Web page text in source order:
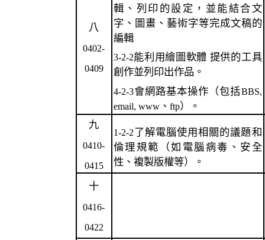
八
0402-
0409
輯、列印的設定，並能結合文
字、圖畫、藝術字等完成文稿的
編輯
3-2-2能利用繪圖軟體 提供的工具
創作並列印出作品。
4-2-3會網路基本操作（包括BBS,
email, www、 ftp）。
九
0410-
0415
1-2-2了解電腦使用相關的議題和
倫理規範（如電腦病毒、安全
性、複製版權等）。
十
0416-
0422